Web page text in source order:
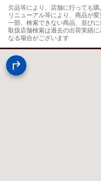
欠品等により、店舗に行っても
リニューアル等により、商品が
一部、検索できない商品、並び
取扱店舗検索は過去の出荷実績
なる場合がございます